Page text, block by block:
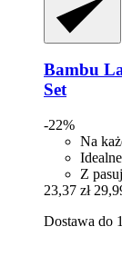
Bambu
Set
-22%
Na
Z
23,37 zł
Dostawa do